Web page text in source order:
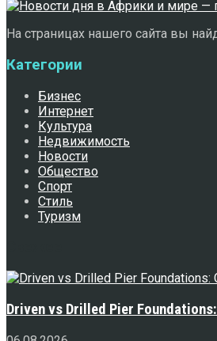
На страницах нашего сайта вы
Категории
Бизнес
Интернет
Культура
Недвижимость
Новости
Общество
Спорт
Стиль
Туризм
Driven vs Drilled Pier